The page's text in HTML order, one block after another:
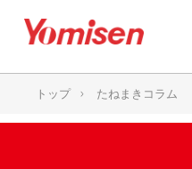
トップ たねまきコラム